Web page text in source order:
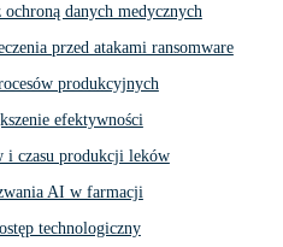
danych medycznych
przed atakami ransomware
produkcyjnych
efektywności
i czasu produkcji leków
AI w farmacji
technologiczny